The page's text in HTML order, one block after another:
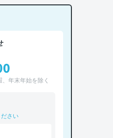
年末年始を除く
さい